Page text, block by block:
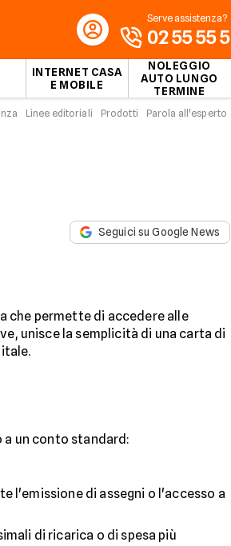
INTERNET CASA
E MOBILE
NOLEGGIO
AUTO LUNGO
TERMINE
Serve assistenza?
02 55 55 5
Linee editoriali Prodotti Parola all'esperto
Seguici su Google News
che permette di accedere alle
unisce la semplicità di una carta di
un conto standard:
l'emissione di assegni o l'accesso a
di ricarica o di spesa più